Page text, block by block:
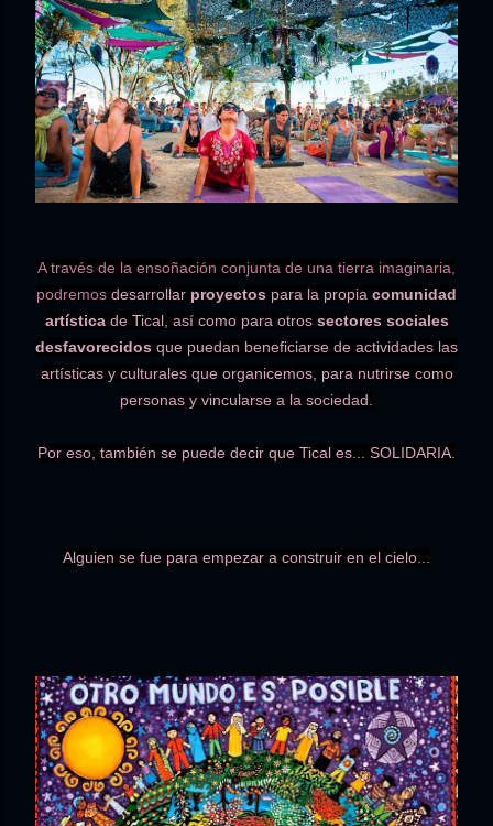
A través de la ensoñación conjunta de una tierra imaginaria,
podremos desarrollar proyectos para la propia comunidad
artística de Tical, así como para otros sectores sociales
desfavorecidos que puedan beneficiarse de actividades las
artísticas y culturales que organicemos, para nutrirse como
personas y vincularse a la sociedad.
Por eso, también se puede decir que Tical es... SOLIDARIA.
Alguien se fue para empezar a construir en el cielo...